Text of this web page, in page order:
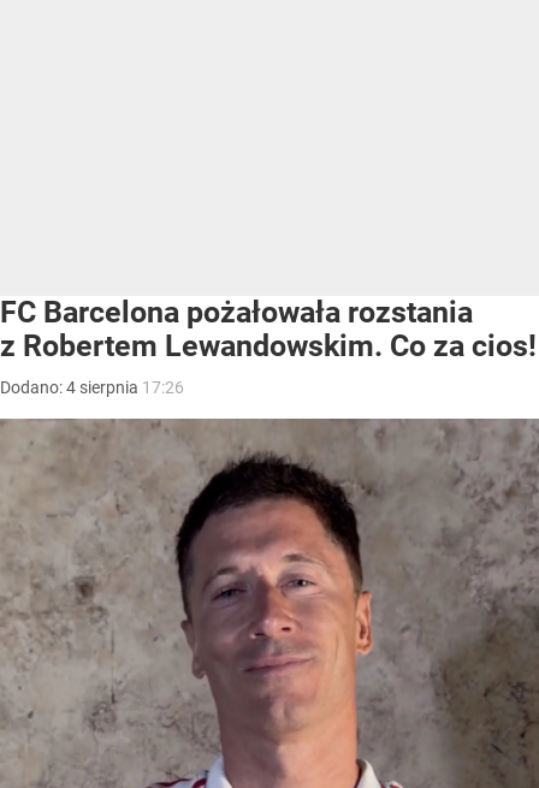
FC Barcelona pożałowała rozstania
z Robertem Lewandowskim. Co za cios!
Dodano:4 sierpnia 17:26